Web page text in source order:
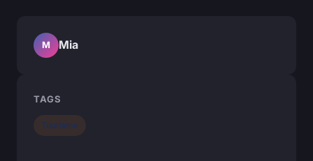
M Mia
TAGS
Tourisme